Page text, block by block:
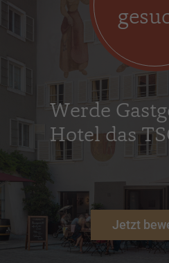
Jetzt
Werde Gastg
Hotel das TS